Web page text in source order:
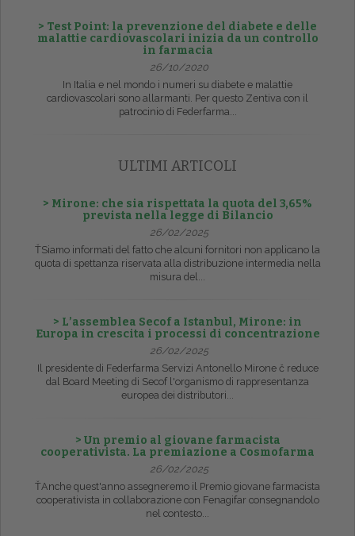
> Test Point: la prevenzione del diabete e delle
malattie cardiovascolari inizia da un controllo
in farmacia
26/10/2020
In Italia e nel mondo i numeri su diabete e malattie
cardiovascolari sono allarmanti. Per questo Zentiva con il
patrocinio di Federfarma...
ULTIMI ARTICOLI
> Mirone: che sia rispettata la quota del 3,65%
prevista nella legge di Bilancio
26/02/2025
ŤSiamo informati del fatto che alcuni fornitori non applicano la
quota di spettanza riservata alla distribuzione intermedia nella
misura del...
> L’assemblea Secof a Istanbul, Mirone: in
Europa in crescita i processi di concentrazione
26/02/2025
Il presidente di Federfarma Servizi Antonello Mirone č reduce
dal Board Meeting di Secof l'organismo di rappresentanza
europea dei distributori...
> Un premio al giovane farmacista
cooperativista. La premiazione a Cosmofarma
26/02/2025
ŤAnche quest'anno assegneremo il Premio giovane farmacista
cooperativista in collaborazione con Fenagifar consegnandolo
nel contesto...